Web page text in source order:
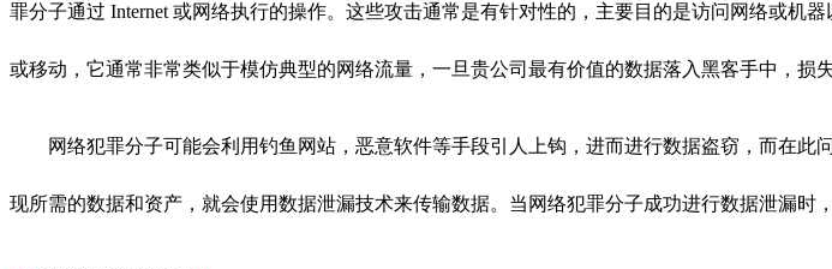
罪分子通过 Internet 或网络执行的操作。这些攻击通常是有针对性的，主要目的是访问网络或机器
或移动，它通常非常类似于模仿典型的网络流量，一旦贵公司最有价值的数据落入黑客手中，损
网络犯罪分子可能会利用钓鱼网站，恶意软件等手段引人上钩，进而进行数据盗窃，而在
现所需的数据和资产，就会使用数据泄漏技术来传输数据。当网络犯罪分子成功进行数据泄漏时